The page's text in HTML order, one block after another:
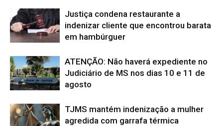
Justiça condena restaurante a
indenizar cliente que encontrou barata
em hambúrguer
ATENÇÃO: Não haverá expediente no
Judiciário de MS nos dias 10 e 11 de
agosto
TJMS mantém indenização a mulher
agredida com garrafa térmica